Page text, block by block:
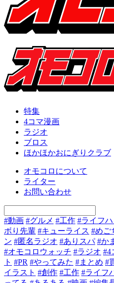
特集
4コマ漫画
ラジオ
ブロス
ほかほかおにぎりクラブ
オモコロについて
ライター
お問い合わせ
#動画 #グルメ #工作 #ライフ
ボり先輩 #キューライス #めご
ン #匿名ラジオ #ありスパ #か
#オモコロウォッチ #ラジオ #4
ト #PR #やってみた #まとめ #
イラスト #創作 #工作 #ライフ